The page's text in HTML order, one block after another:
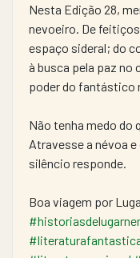
Nesta Edição 28,
nevoeiro. De
espaço sideral; do
à busca pela paz no
poder do fantástico
Não tenha medo do
Atravesse a névoa
silêncio responde.
Boa viagem por